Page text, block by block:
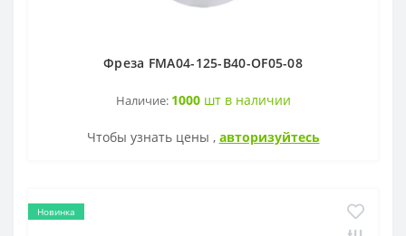
Фреза FMA04-125-B40-OF05-08
Наличие: 1000шт в наличии
Чтобы узнать цены , авторизуйтесь
Новинка